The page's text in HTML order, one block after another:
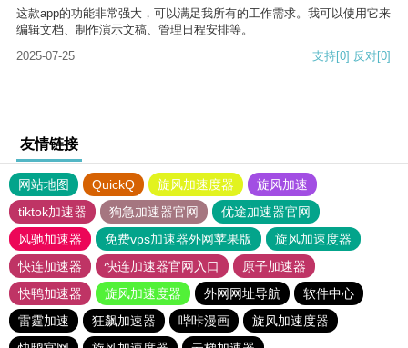
这款app的功能非常强大，可以满足我所有的工作需求。我可以使用它来
编辑文档、制作演示文稿、管理日程安排等。
2025-07-25
支持[0] 反对[0]
友情链接
网站地图 QuickQ 旋风加速度器
旋风加速
tiktok加速器
狗急加速器官网
优途加速器官网
风驰加速器
免费vps加速器外网苹果版
旋风加速度器
快连加速器
快连加速器官网入口
原子加速器
快鸭加速器
旋风加速度器 外网网址导航
软件中心
雷霆加速
狂飙加速器 哔咔漫画
旋风加速度器